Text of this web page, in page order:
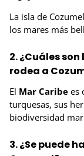
La isla de
los mares más
2. ¿Cuáles
rodea a
El Mar Caribe es
turquesas, sus
biodiversidad
3. ¿Se puede